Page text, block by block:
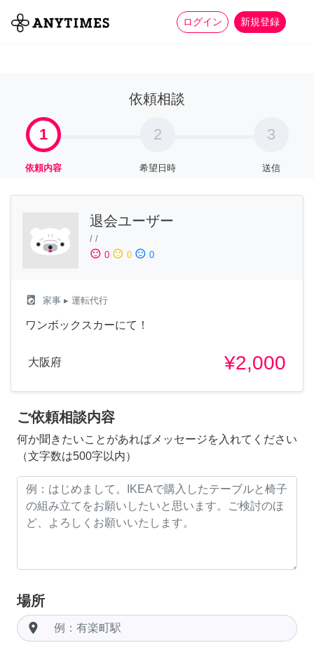
ログイン 新規登録
全て 家事 more_horiz
依頼相談
1
依頼内容
2
希望日時
3
送信
退会ユーザー
/ /
sentiment_satisfied 0 sentiment_neutral 0 sentiment_dissatisfied 0
local_laundry_service 家事 ▸ 運転代行
ワンボックスカーにて！
大阪府 ¥2,000
ご依頼相談内容
何か聞きたいことがあればメッセージを入れてください
（文字数は500字以内）
場所
room